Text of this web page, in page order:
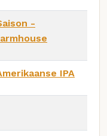
-
IPA